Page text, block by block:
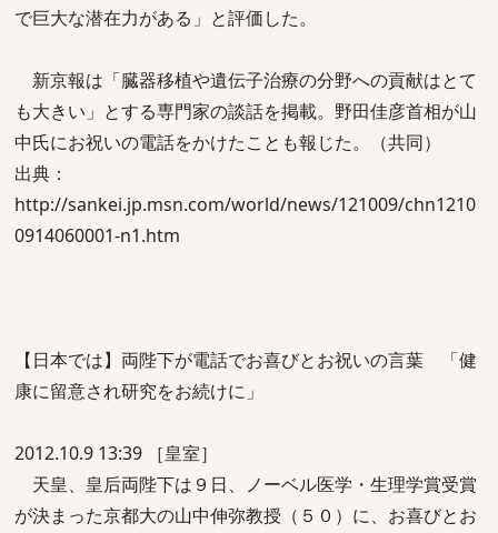
で巨大な潜在力がある」と評価した。
新京報は「臓器移植や遺伝子治療の分野への貢献はとて
も大きい」とする専門家の談話を掲載。野田佳彦首相が山
中氏にお祝いの電話をかけたことも報じた。（共同）
出典：
http://sankei.jp.msn.com/world/news/121009/chn1210
0914060001-n1.htm
【日本では】両陛下が電話でお喜びとお祝いの言葉 「健
康に留意され研究をお続けに」
2012.10.9 13:39 ［皇室］
天皇、皇后両陛下は９日、ノーベル医学・生理学賞受賞
が決まった京都大の山中伸弥教授（５０）に、お喜びとお